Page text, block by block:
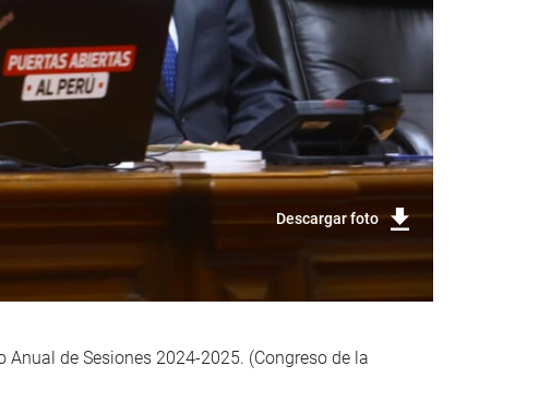
Descargar foto
de Sesiones 2024-2025. (Congreso de la